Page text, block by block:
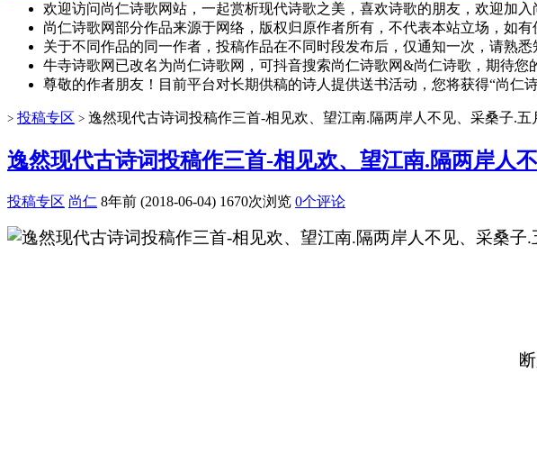
欢迎访问尚仁诗歌网站，一起赏析现代诗歌之美，喜欢诗歌的朋友，欢迎加入
尚仁诗歌网部分作品来源于网络，版权归原作者所有，不代表本站立场，如
关于不同作品的同一作者，投稿作品在不同时段发布后，仅通知一次，请熟悉
牛寺诗歌网已改名为尚仁诗歌网，可抖音搜索尚仁诗歌网&尚仁诗歌，期待您
尊敬的作者朋友！目前平台对长期供稿的诗人提供送书活动，您将获得“尚仁
> 投稿专区 > 逸然现代古诗词投稿作三首-相见欢、望江南.隔两岸人不见、采桑子.五
逸然现代古诗词投稿作三首-相见欢、望江南.隔两岸人
投稿专区 尚仁 8年前 (2018-06-04) 1670次浏览 0个评论